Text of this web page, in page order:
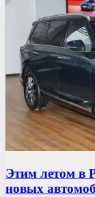
Этим летом в
новых